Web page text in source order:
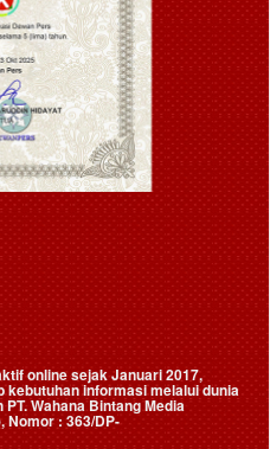
online sejak Januari 2017,
kebutuhan informasi melalui dunia
PT. Wahana Bintang Media
, Nomor : 363/DP-